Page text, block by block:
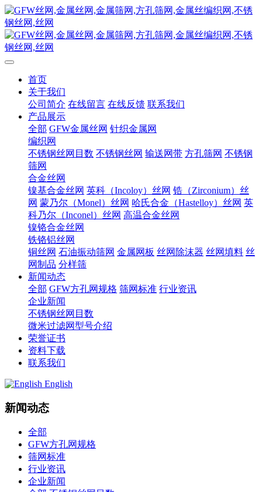
首页
关于我们
公司简介 在线留言 在线反馈 联系我们
产品展示
全部 GFW金属丝网 针织金属网
编织网
不锈钢丝网目数 不锈钢丝网 输送网带 方孔筛网 不锈钢
筛网
合金丝网
镍基合金丝网 英科（Incoloy）丝网 锆（Zirconium）丝
网 蒙乃尔（Monel）丝网 哈氏合金（Hastelloy）丝网 英
科乃尔（Inconel）丝网 高温合金丝网
镍铬合金丝网
铁铬铝丝网
铜丝网 石油振动筛网 金属网板 丝网除沫器 丝网填料 丝
网制品 分样筛
新闻动态
全部 GFW方孔网规格 筛网标准 行业资讯
企业新闻
不锈钢丝网目数
微米过滤网型号介绍
荣誉证书
资料下载
联系我们
English
新闻动态
全部
GFW方孔网规格
筛网标准
行业资讯
企业新闻